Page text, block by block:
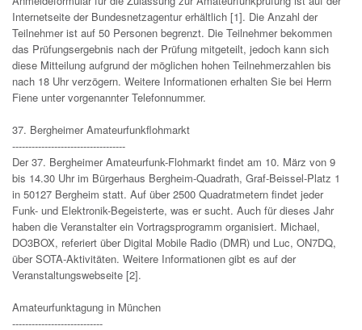
Internetseite der Bundesnetzagentur erhältlich [1]. Die Anzahl der
Teilnehmer ist auf 50 Personen begrenzt. Die Teilnehmer bekommen
das Prüfungsergebnis nach der Prüfung mitgeteilt, jedoch kann sich
diese Mitteilung aufgrund der möglichen hohen Teilnehmerzahlen bis
nach 18 Uhr verzögern. Weitere Informationen erhalten Sie bei Herrn
Fiene unter vorgenannter Telefonnummer.
37. Bergheimer Amateurfunkflohmarkt
-----------------------------------
Der 37. Bergheimer Amateurfunk-Flohmarkt findet am 10. März von 9
bis 14.30 Uhr im Bürgerhaus Bergheim-Quadrath, Graf-Beissel-Platz 1
in 50127 Bergheim statt. Auf über 2500 Quadratmetern findet jeder
Funk- und Elektronik-Begeisterte, was er sucht. Auch für dieses Jahr
haben die Veranstalter ein Vortragsprogramm organisiert. Michael,
DO3BOX, referiert über Digital Mobile Radio (DMR) und Luc, ON7DQ,
über SOTA-Aktivitäten. Weitere Informationen gibt es auf der
Veranstaltungswebseite [2].
Amateurfunktagung in München
----------------------------